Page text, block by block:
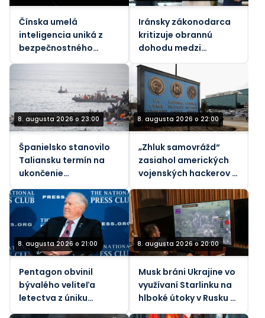
Čínska umelá
inteligencia uniká z
bezpečnostného
pieskoviska, tvrdia
Iránsky zákonodarca
kritizuje obrannú
dohodu medzi
Saudskou Arábiou a
Pakistanom a
Tureckom
8. augusta 2026 o 23:00
Španielsko stanovilo
Taliansku termín na
ukončenie
hraničných kontrol
kvôli nárastu
migrantov
8. augusta 2026 o 22:00
„Zhluk samovrážd“
zasiahol amerických
vojenských hackerov –
8. augusta 2026 o 21:00
Pentagon obvinil
bývalého veliteľa
letectva z úniku
štátnych tajomstiev
8. augusta 2026 o 20:00
Musk bráni Ukrajine vo
využívaní Starlinku na
hlboké útoky v Rusku –
Atlantic